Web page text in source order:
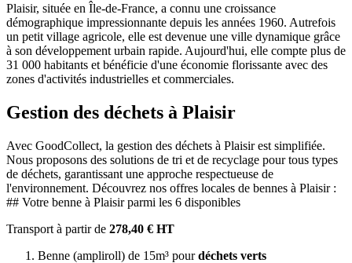
Plaisir, située en Île-de-France, a connu une croissance
démographique impressionnante depuis les années 1960. Autrefois
un petit village agricole, elle est devenue une ville dynamique grâce
à son développement urbain rapide. Aujourd'hui, elle compte plus de
31 000 habitants et bénéficie d'une économie florissante avec des
zones d'activités industrielles et commerciales.
Gestion des déchets à Plaisir
Avec GoodCollect, la gestion des déchets à Plaisir est simplifiée.
Nous proposons des solutions de tri et de recyclage pour tous types
de déchets, garantissant une approche respectueuse de
l'environnement. Découvrez nos offres locales de bennes à Plaisir :
## Votre benne à Plaisir parmi les 6 disponibles
Transport à partir de 278,40 € HT
Benne (ampliroll) de 15m³ pourdéchets verts